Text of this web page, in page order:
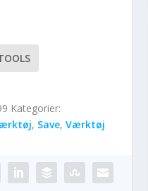
Kategorier:
, Save, Værktøj